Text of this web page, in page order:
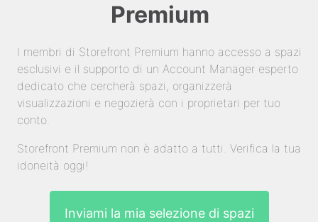
Premium
I membri di Storefront Premium hanno accesso a spazi
esclusivi e il supporto di un Account Manager esperto
dedicato che cercherà spazi, organizzerà
visualizzazioni e negozierà con i proprietari per tuo
conto.
Storefront Premium non è adatto a tutti. Verifica la tua
idoneità oggi!
Inviami la mia selezione di spazi